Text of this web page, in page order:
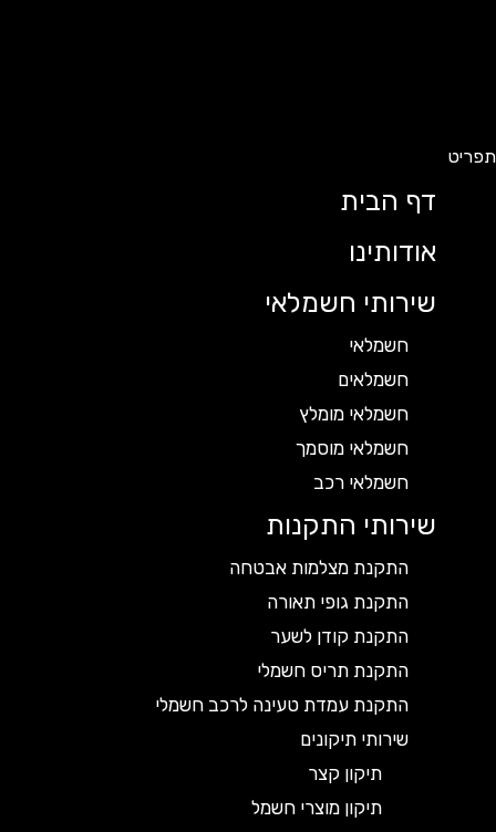
דף הבית
אודותינו
שירותי חשמלאי
חשמלאי
חשמלאים
חשמלאי מומלץ
חשמלאי מוסמך
חשמלאי רכב
שירותי התקנות
התקנת מצלמות אבטחה
התקנת גופי תאורה
התקנת קודן לשער
התקנת תריס חשמלי
התקנת עמדת טעינה לרכב חשמלי
שירותי תיקונים
תיקון קצר
תיקון מוצרי חשמל